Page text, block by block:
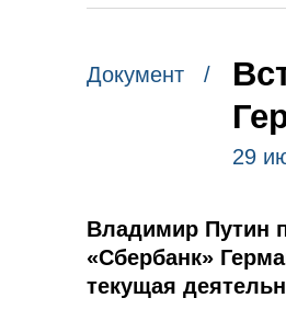
Документ /
29
Владимир Путин
«Сбербанк»
текущая